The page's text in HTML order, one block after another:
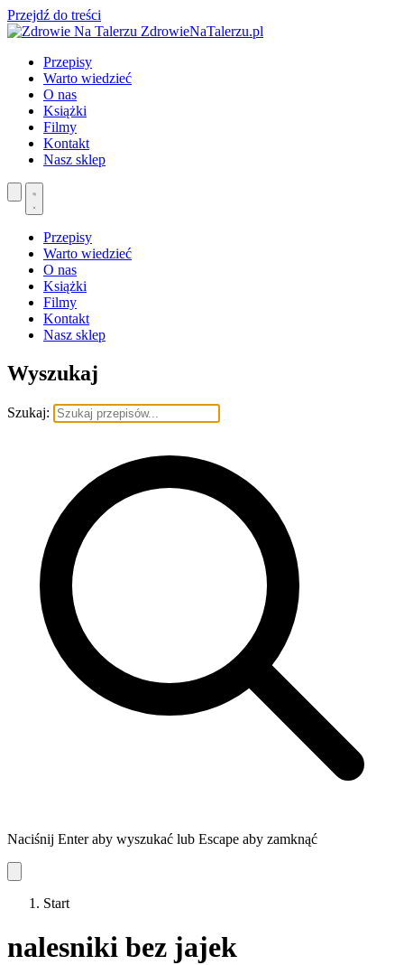
Przejdź do treści
ZdrowieNaTalerzu.pl
Przepisy
Warto wiedzieć
O nas
Książki
Filmy
Kontakt
Nasz sklep
Przepisy
Warto wiedzieć
O nas
Książki
Filmy
Kontakt
Nasz sklep
Wyszukaj
Szukaj:
Naciśnij Enter aby wyszukać lub Escape aby zamknąć
Start
nalesniki bez jajek